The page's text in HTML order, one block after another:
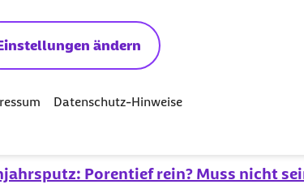
ändern
Datenschutz-Hinweise
seinem Schlafzimmer ausblenden
gebunden.
Porentief rein? Muss nicht